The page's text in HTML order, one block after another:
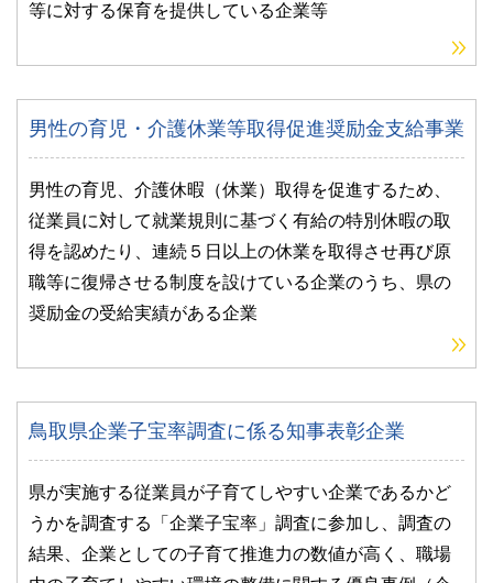
等に対する保育を提供している企業等
男性の育児・介護休業等取得促進奨励金支給事業
男性の育児、介護休暇（休業）取得を促進するため、
従業員に対して就業規則に基づく有給の特別休暇の取
得を認めたり、連続５日以上の休業を取得させ再び原
職等に復帰させる制度を設けている企業のうち、県の
奨励金の受給実績がある企業
鳥取県企業子宝率調査に係る知事表彰企業
県が実施する従業員が子育てしやすい企業であるかど
うかを調査する「企業子宝率」調査に参加し、調査の
結果、企業としての子育て推進力の数値が高く、職場